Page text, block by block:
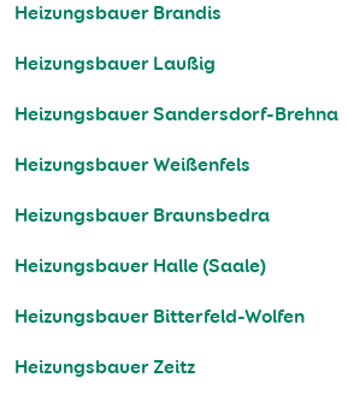
Heizungsbauer Brandis
Heizungsbauer Laußig
Heizungsbauer Sandersdorf-Brehna
Heizungsbauer Weißenfels
Heizungsbauer Braunsbedra
Heizungsbauer Halle (Saale)
Heizungsbauer Bitterfeld-Wolfen
Heizungsbauer Zeitz